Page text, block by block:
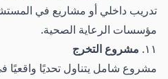
تدريب داخلي أو مشاريع في
مؤسسات الرعاية الصحية.
١١. مشروع التخرج
مشروع شامل يتناول تحديًا واقعيًا